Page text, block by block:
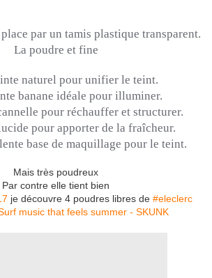
par un tamis plastique transparent.
La poudre et fine
naturel pour unifier le teint.
banane idéale pour illuminer.
pour réchauffer et structurer.
pour apporter de la fraîcheur.
base de maquillage pour le teint.
Mais très poudreux
Par contre elle tient bien
je découvre 4 poudres libres de #eleclerc
music that feels summer - SKUNK